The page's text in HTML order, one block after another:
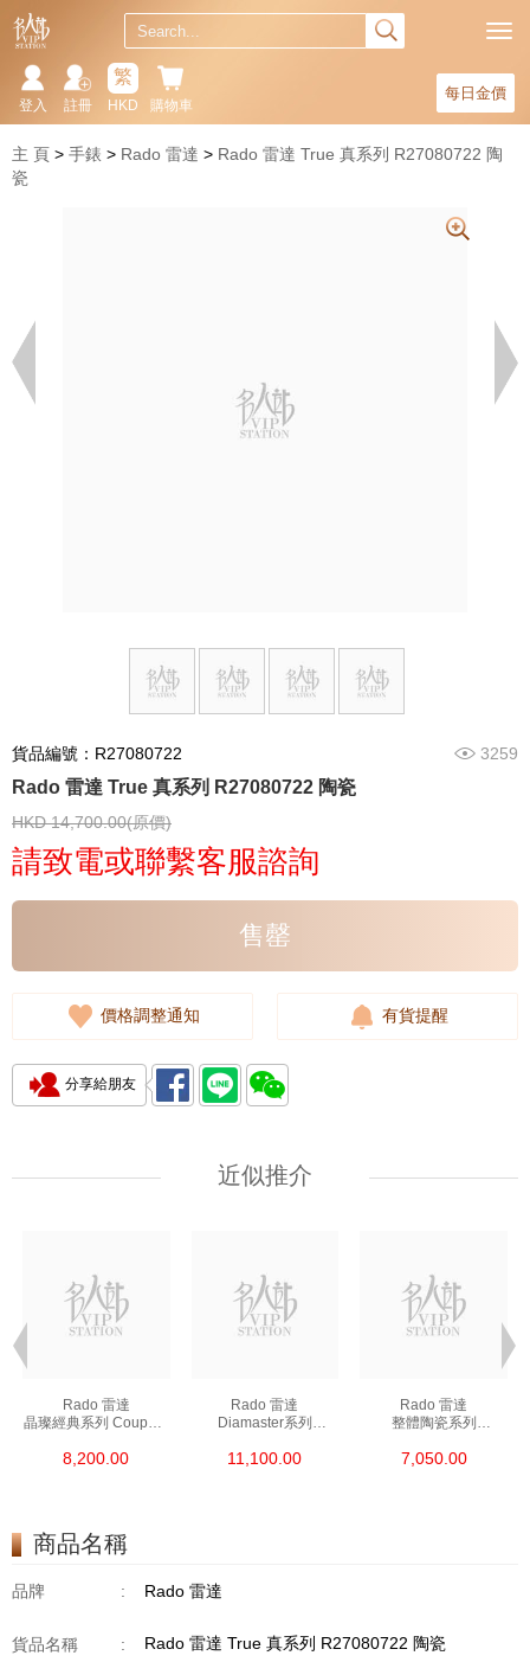
每日金價
購物車
繁
HKD
註冊
登入
主 頁 手錶 Rado 雷達
Rado 雷達 True 真系列 R27080722 陶
瓷
貨品編號：R27080722 3259
Rado 雷達 True 真系列 R27080722 陶瓷
HKD 14,700.00(原價)
請致電或聯繫客服諮詢
售罄
價格調整通知 有貨提醒
分享給朋友
近似推介
Rado 雷達
晶璨經典系列 Coupole
精鋼
8,200.00
Rado 雷達
Diamaster系列
11,100.00
Rado 雷達
整體陶瓷系列
陶瓷
7,050.00
商品名稱
品牌 : Rado 雷達
貨品名稱 : Rado 雷達 True 真系列 R27080722 陶瓷